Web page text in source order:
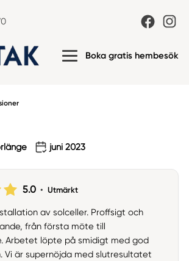
Boka gratis hembesök
juni 2023
5.0 • Utmärkt
av solceller. Proffsigt och
från första möte till
Arbetet löpte på smidigt med god
Vi är supernöjda med slutresultatet